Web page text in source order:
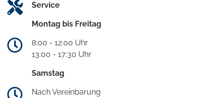
Service
Montag bis Freitag
8:00 - 12:00 Uhr
13:00 - 17:30 Uhr
Samstag
Nach Vereinbarung